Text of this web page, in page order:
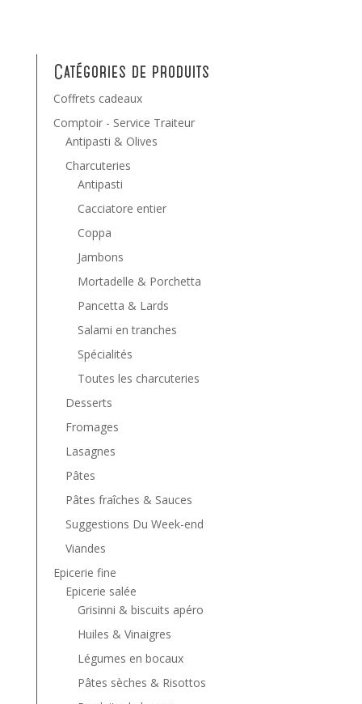
Catégories de produits
Coffrets cadeaux
Comptoir - Service Traiteur
Antipasti & Olives
Charcuteries
Antipasti
Cacciatore entier
Coppa
Jambons
Mortadelle & Porchetta
Pancetta & Lards
Salami en tranches
Spécialités
Toutes les charcuteries
Desserts
Fromages
Lasagnes
Pâtes
Pâtes fraîches & Sauces
Suggestions Du Week-end
Viandes
Epicerie fine
Epicerie salée
Grisinni & biscuits apéro
Huiles & Vinaigres
Légumes en bocaux
Pâtes sèches & Risottos